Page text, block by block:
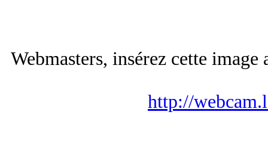
Webmasters, insérez cette
http://